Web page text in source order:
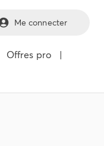
Me connecter
Offres pro
|